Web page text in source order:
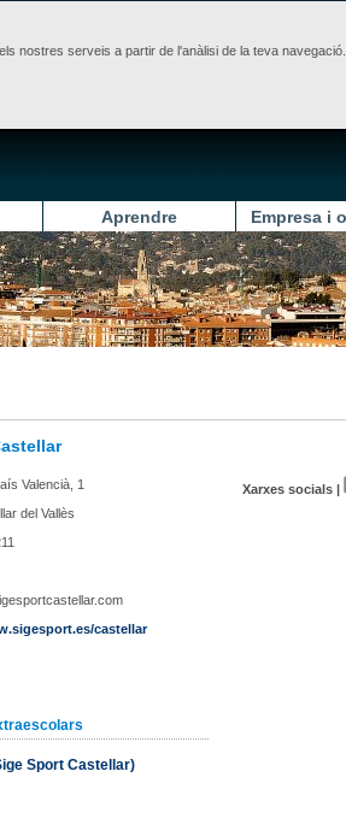
nostres serveis a partir de l'anàlisi de la teva
Aprendre Empresa i
Valencià, 1
del Vallès
castellar
Xarxes socials |
Sport Castellar)